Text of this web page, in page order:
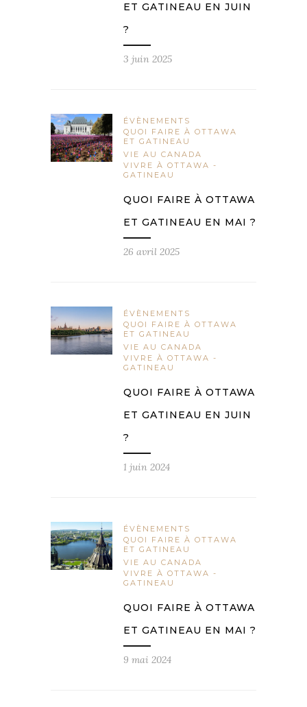
ET GATINEAU EN JUIN
?
3 juin 2025
ÉVÈNEMENTS
QUOI FAIRE À OTTAWA
ET GATINEAU
VIE AU CANADA
VIVRE À OTTAWA -
GATINEAU
QUOI FAIRE À OTTAWA
ET GATINEAU EN MAI ?
26 avril 2025
ÉVÈNEMENTS
QUOI FAIRE À OTTAWA
ET GATINEAU
VIE AU CANADA
VIVRE À OTTAWA -
GATINEAU
QUOI FAIRE À OTTAWA
ET GATINEAU EN JUIN
?
1 juin 2024
ÉVÈNEMENTS
QUOI FAIRE À OTTAWA
ET GATINEAU
VIE AU CANADA
VIVRE À OTTAWA -
GATINEAU
QUOI FAIRE À OTTAWA
ET GATINEAU EN MAI ?
9 mai 2024